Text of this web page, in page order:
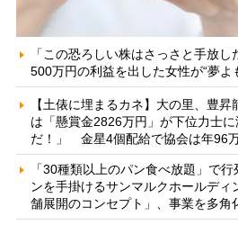
「この恐ろしい株はさっさと手放
500万円の利益を出した女性が“夢よ
【土俵に埋まるカネ】大の里、豊
は「懸賞金2826万円」が下位力士
だ！」 金星4個配給で協会は年96
「30種類以上のパン食べ放題」で
ンを手掛けるサンマルクホールデ
舗展開のコンセプト」、事業を多角